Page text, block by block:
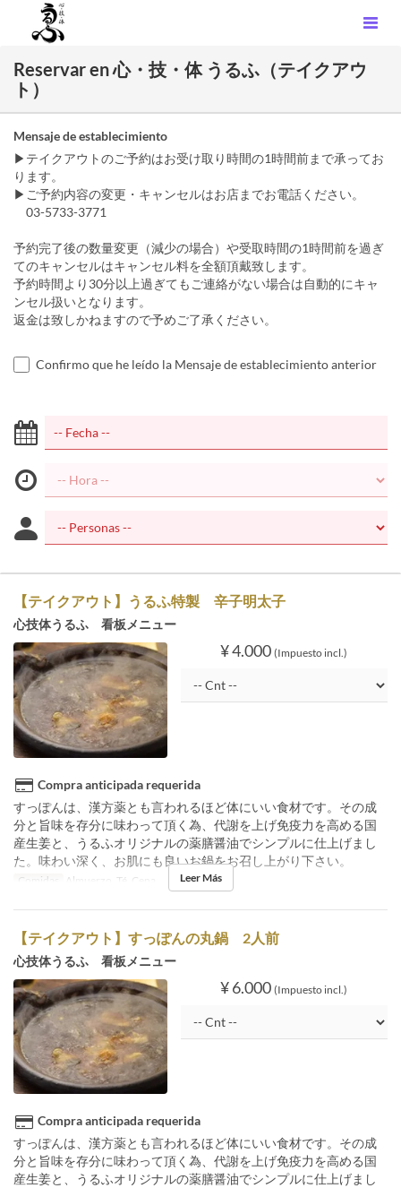
Reservar en 心・技・体 うるふ（テイクアウ
ト）
Mensaje de establecimiento
▶テイクアウトのご予約はお受け取り時間の1時間前まで承ってお
ります。
▶ご予約内容の変更・キャンセルはお店までお電話ください。
03-5733-3771
予約完了後の数量変更（減少の場合）や受取時間の1時間前を過ぎ
てのキャンセルはキャンセル料を全額頂戴致します。
予約時間より30分以上過ぎてもご連絡がない場合は自動的にキャ
ンセル扱いとなります。
返金は致しかねますので予めご了承ください。
Confirmo que he leído la Mensaje de establecimiento anterior
【テイクアウト】うるふ特製 辛子明太子
心技体うるふ 看板メニュー
¥ 4.000 (Impuesto incl.)
Compra anticipada requerida
すっぽんは、漢方薬とも言われるほど体にいい食材です。その成
分と旨味を存分に味わって頂く為、代謝を上げ免疫力を高める国
産生姜と、うるふオリジナルの薬膳醤油でシンプルに仕上げまし
た。味わい深く、お肌にも良いお鍋をお召し上がり下さい。
Comidas Almuerzo, Té, Cena Leer Más
【テイクアウト】すっぽんの丸鍋 2人前
心技体うるふ 看板メニュー
¥ 6.000 (Impuesto incl.)
Compra anticipada requerida
すっぽんは、漢方薬とも言われるほど体にいい食材です。その成
分と旨味を存分に味わって頂く為、代謝を上げ免疫力を高める国
産生姜と、うるふオリジナルの薬膳醤油でシンプルに仕上げまし